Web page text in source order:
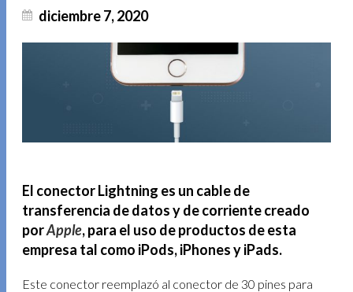
diciembre 7, 2020
El conector Lightning es un cable de
transferencia de datos y de corriente creado
porApple, para el uso de productos de esta
empresa tal como iPods, iPhones y iPads.
Este conector reemplazó al conector de 30 pines para